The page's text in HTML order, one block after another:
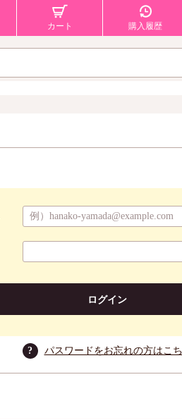
カート 購入履歴
ログイン
? パスワードをお忘れの方はこ